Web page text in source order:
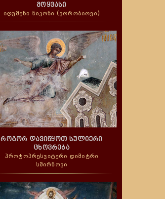
მოყვასი
იღუმენი ნიკონი (ვორობიოვი)
როგორ დავიწყოთ სულიერი
ცხოვრება
პროტოპრესვიტერი დიმიტრი
სმირნოვი